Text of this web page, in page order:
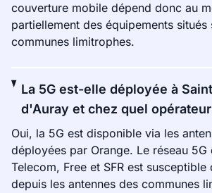
couverture mobile dépend donc au
partiellement des équipements situés
communes limitrophes.
La 5G est-elle déployée à
d'Auray et chez quel
Oui, la 5G est disponible via les
déployées par Orange. Le réseau 5G
Telecom, Free et SFR est susceptible
depuis les antennes des communes